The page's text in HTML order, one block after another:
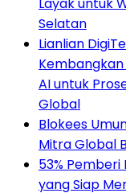
Selatan
Lianlian
AI untuk
Global
Blokees
Mitra Global
53%
yang Siap